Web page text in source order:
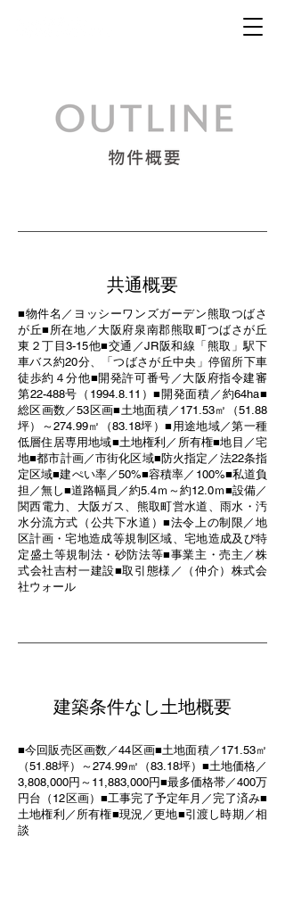
共通概要
■物件名／ヨッシーワンズガーデン熊取つばさ
が丘■所在地／大阪府泉南郡熊取町つばさが丘
東２丁目3-15他■交通／JR阪和線「熊取」駅下
車バス約20分、「つばさが丘中央」停留所下車
徒歩約４分他■開発許可番号／大阪府指令建審
第22-488号（1994.8.11）■開発面積／約64ha■
総区画数／53区画■土地面積／171.53㎡（51.88
坪）～274.99㎡（83.18坪）■用途地域／第一種
低層住居専用地域■土地権利／所有権■地目／宅
地■都市計画／市街化区域■防火指定／法22条指
定区域■建ぺい率／50%■容積率／100%■私道負
担／無し■道路幅員／約5.4ｍ～約12.0ｍ■設備／
関西電力、大阪ガス、熊取町営水道、雨水・汚
水分流方式（公共下水道）■法令上の制限／地
区計画・宅地造成等規制区域、宅地造成及び特
定盛土等規制法・砂防法等■事業主・売主／株
式会社吉村一建設■取引態様／（仲介）株式会
社ウォール
建築条件なし土地概要
■今回販売区画数／44区画■土地面積／171.53㎡
（51.88坪）～274.99㎡（83.18坪）■土地価格／
3,808,000円～11,883,000円■最多価格帯／400万
円台（12区画）■工事完了予定年月／完了済み■
土地権利／所有権■現況／更地■引渡し時期／相
談